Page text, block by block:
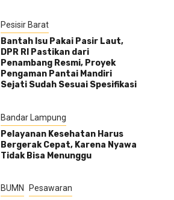
Pesisir Barat
Bantah Isu Pakai Pasir Laut,
DPR RI Pastikan dari
Penambang Resmi, Proyek
Pengaman Pantai Mandiri
Sejati Sudah Sesuai Spesifikasi
Bandar Lampung
Pelayanan Kesehatan Harus
Bergerak Cepat, Karena Nyawa
Tidak Bisa Menunggu
BUMN Pesawaran